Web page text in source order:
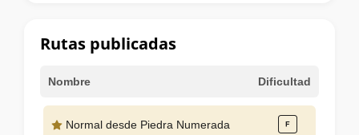
cumbre
Rutas publicadas
Nombre Dificultad
Normal desde Piedra Numerada